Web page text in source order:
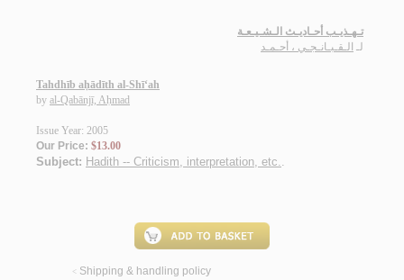
تـهـذيـب أحـاديـث الـشـيـعـة
لـ الـقـبـانـجـي ، أحـمـد
Tahdhīb aḥādīth al-Shī‘ah
by al-Qabānjī, Aḥmad
Issue Year: 2005
Our Price: $13.00
Subject: Hadith -- Criticism, interpretation, etc..
< Shipping & handling policy